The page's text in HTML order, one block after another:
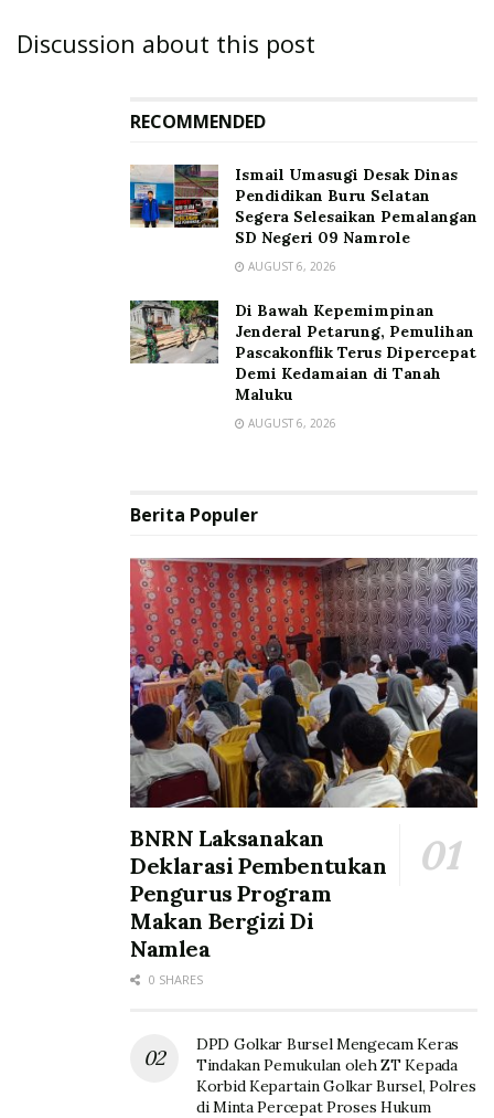
Discussion about this post
RECOMMENDED
Ismail Umasugi Desak Dinas
Pendidikan Buru Selatan
Segera Selesaikan Pemalangan
SD Negeri 09 Namrole
AUGUST 6, 2026
Di Bawah Kepemimpinan
Jenderal Petarung, Pemulihan
Pascakonflik Terus Dipercepat
Demi Kedamaian di Tanah
Maluku
AUGUST 6, 2026
Berita Populer
BNRN Laksanakan
Deklarasi Pembentukan
Pengurus Program
Makan Bergizi Di
Namlea
0 SHARES
DPD Golkar Bursel Mengecam Keras
Tindakan Pemukulan oleh ZT Kepada
Korbid Kepartain Golkar Bursel, Polres
di Minta Percepat Proses Hukum